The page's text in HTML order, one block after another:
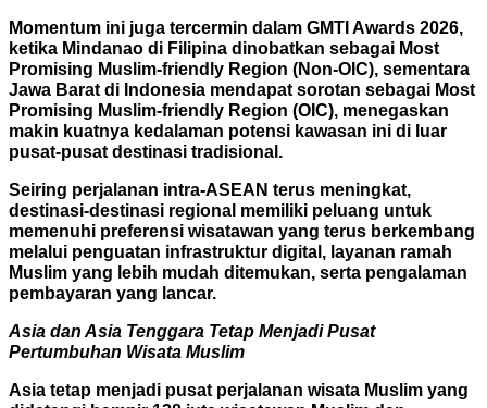
Momentum ini juga tercermin dalam GMTI Awards 2026,
ketika Mindanao di Filipina dinobatkan sebagai Most
Promising Muslim-friendly Region (Non-OIC), sementara
Jawa Barat di Indonesia mendapat sorotan sebagai Most
Promising Muslim-friendly Region (OIC), menegaskan
makin kuatnya kedalaman potensi kawasan ini di luar
pusat-pusat destinasi tradisional.
Seiring perjalanan intra-ASEAN terus meningkat,
destinasi-destinasi regional memiliki peluang untuk
memenuhi preferensi wisatawan yang terus berkembang
melalui penguatan infrastruktur digital, layanan ramah
Muslim yang lebih mudah ditemukan, serta pengalaman
pembayaran yang lancar.
Asia dan Asia Tenggara Tetap Menjadi Pusat
Pertumbuhan Wisata Muslim
Asia tetap menjadi pusat perjalanan wisata Muslim yang